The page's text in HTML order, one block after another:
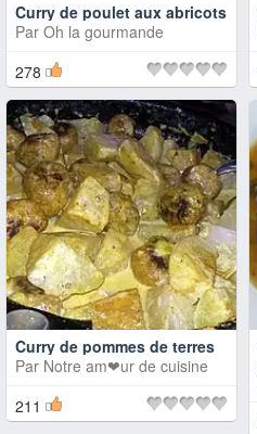
Curry de poulet aux abricots
Par Oh la gourmande
278
Curry de pommes de terres
Par Notre am❤ur de cuisine
211